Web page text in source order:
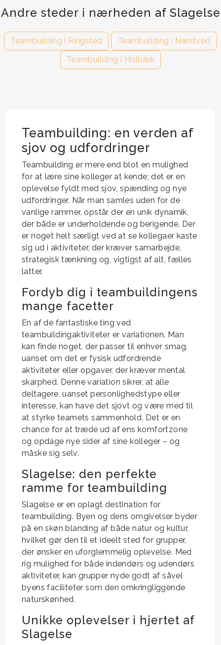
Andre steder i nærheden af Slagelse
Teambuilding i Ringsted
Teambuilding i Næstved
Teambuilding i Holbæk
Teambuilding: en verden af
sjov og udfordringer
Teambuilding er mere end blot en mulighed
for at lære sine kolleger at kende; det er en
oplevelse fyldt med sjov, spænding og nye
udfordringer. Når man samles uden for de
vanlige rammer, opstår der en unik dynamik,
der både er underholdende og berigende. Der
er noget helt særligt ved at se kollegaer kaste
sig ud i aktiviteter, der kræver samarbejde,
strategisk tænkning og, vigtigst af alt, fælles
latter.
Fordyb dig i teambuildingens
mange facetter
En af de fantastiske ting ved
teambuildingaktiviteter er variationen. Man
kan finde noget, der passer til enhver smag,
uanset om det er fysisk udfordrende
aktiviteter eller opgaver, der kræver mental
skarphed. Denne variation sikrer, at alle
deltagere, uanset personlighedstype eller
interesse, kan have det sjovt og være med til
at styrke teamets sammenhold. Det er en
chance for at træde ud af ens komfortzone
og opdage nye sider af sine kolleger – og
måske sig selv.
Slagelse: den perfekte
ramme for teambuilding
Slagelse er en oplagt destination for
teambuilding. Byen og dens omgivelser byder
på en skøn blanding af både natur og kultur,
hvilket gør den til et ideelt sted for grupper,
der ønsker en uforglemmelig oplevelse. Med
rig mulighed for både indendørs og udendørs
aktiviteter, kan grupper nyde godt af såvel
byens faciliteter som den omkringliggende
naturskønhed.
Unikke oplevelser i hjertet af
Slagelse